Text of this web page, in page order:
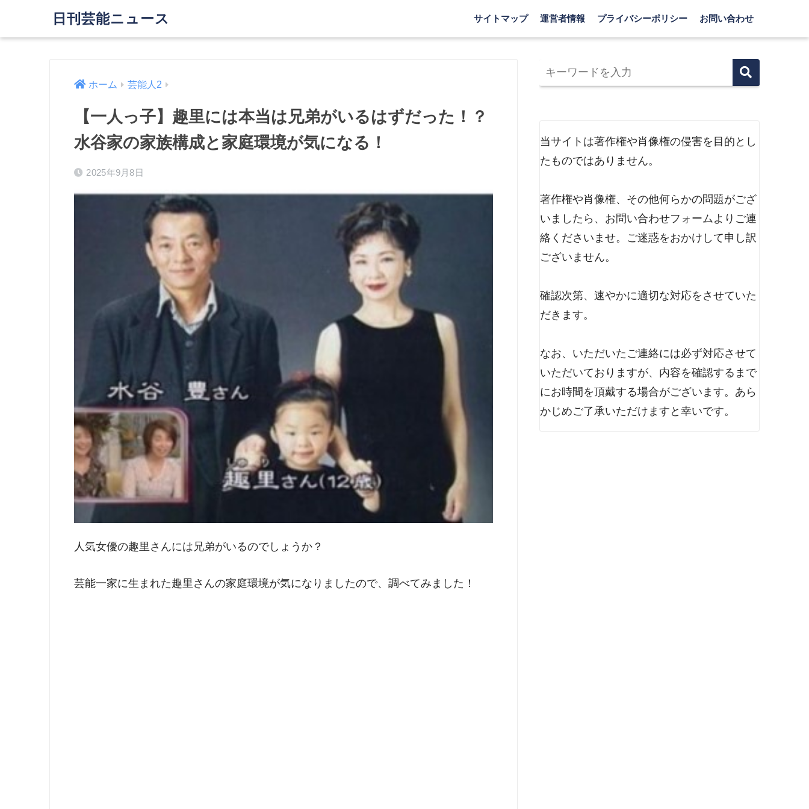
日刊芸能ニュース サイトマップ 運営者情報 プライバシーポリシー お問い合わせ
ホーム 芸能人2
【一人っ子】趣里には本当は兄弟がいるはずだった！？
水谷家の家族構成と家庭環境が気になる！
2025年9月8日
人気女優の趣里さんには兄弟がいるのでしょうか？
芸能一家に生まれた趣里さんの家庭環境が気になりましたので、調べてみました！
当サイトは著作権や肖像権の侵害を目的とし
たものではありません。
著作権や肖像権、その他何らかの問題がござ
いましたら、お問い合わせフォームよりご連
絡くださいませ。ご迷惑をおかけして申し訳
ございません。
確認次第、速やかに適切な対応をさせていた
だきます。
なお、いただいたご連絡には必ず対応させて
いただいておりますが、内容を確認するまで
にお時間を頂戴する場合がございます。あら
かじめご了承いただけますと幸いです。